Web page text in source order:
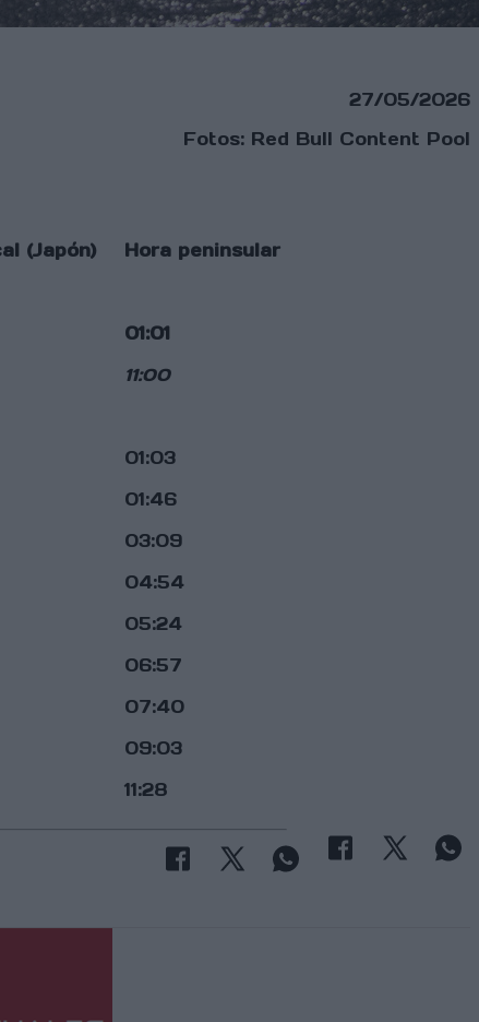
27/05/2026
Fotos: Red Bull Content Pool
(Japón)
Hora peninsular
01:01
11:00
01:03
01:46
03:09
04:54
05:24
06:57
07:40
09:03
11:28